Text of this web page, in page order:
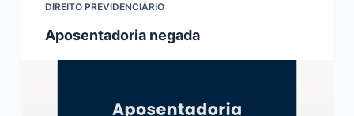
DIREITO PREVIDENCIÁRIO
Aposentadoria negada